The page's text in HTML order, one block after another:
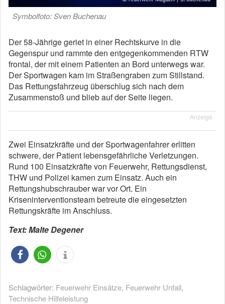
Symbolfoto: Sven Buchenau
Der 58-Jährige geriet in einer Rechtskurve in die
Gegenspur und rammte den entgegenkommenden RTW
frontal, der mit einem Patienten an Bord unterwegs war.
Der Sportwagen kam im Straßengraben zum Stillstand.
Das Rettungsfahrzeug überschlug sich nach dem
Zusammenstoß und blieb auf der Seite liegen.
Anzeige
Zwei Einsatzkräfte und der Sportwagenfahrer erlitten
schwere, der Patient lebensgefährliche Verletzungen.
Rund 100 Einsatzkräfte von Feuerwehr, Rettungsdienst,
THW und Polizei kamen zum Einsatz. Auch ein
Rettungshubschrauber war vor Ort. Ein
Kriseninterventionsteam betreute die eingesetzten
Rettungskräfte im Anschluss.
Text: Malte Degener
Schlagwörter: Feuerwehr Einsätze, Feuerwehr Unfall,
Technische Hilfeleistung